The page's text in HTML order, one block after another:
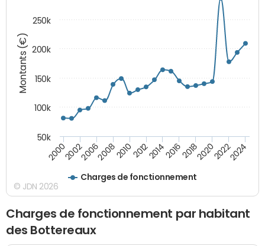
Montants (€)
Charges de fonctionnement
200020022006200820102012201420162018202020222024
50k
100k
150k
200k
250k
© JDN 2026
Charges de fonctionnement par habitant
des Bottereaux